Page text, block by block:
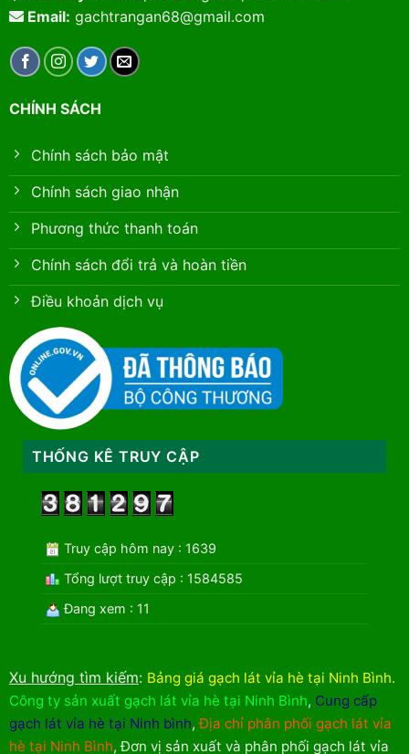
Email: gachtrangan68@gmail.com
CHÍNH SÁCH
Chính sách bảo mật
Chính sách giao nhận
Phương thức thanh toán
Chính sách đổi trả và hoàn tiền
Điều khoản dịch vụ
THỐNG KÊ TRUY CẬP
Truy cập hôm nay : 1639
Tổng lượt truy cập : 1584585
Đang xem : 11
Xu hướng tìm kiếm: Bảng giá gạch lát vỉa hè tại Ninh Bình.
Công ty sản xuất gạch lát vỉa hè tại Ninh Bình, Cung cấp
gạch lát vỉa hè tại Ninh bình,Địa chỉ phân phối gạch lát vỉa
hè tại Ninh Bình,Đơn vị sản xuất và phân phối gạch lát vỉa